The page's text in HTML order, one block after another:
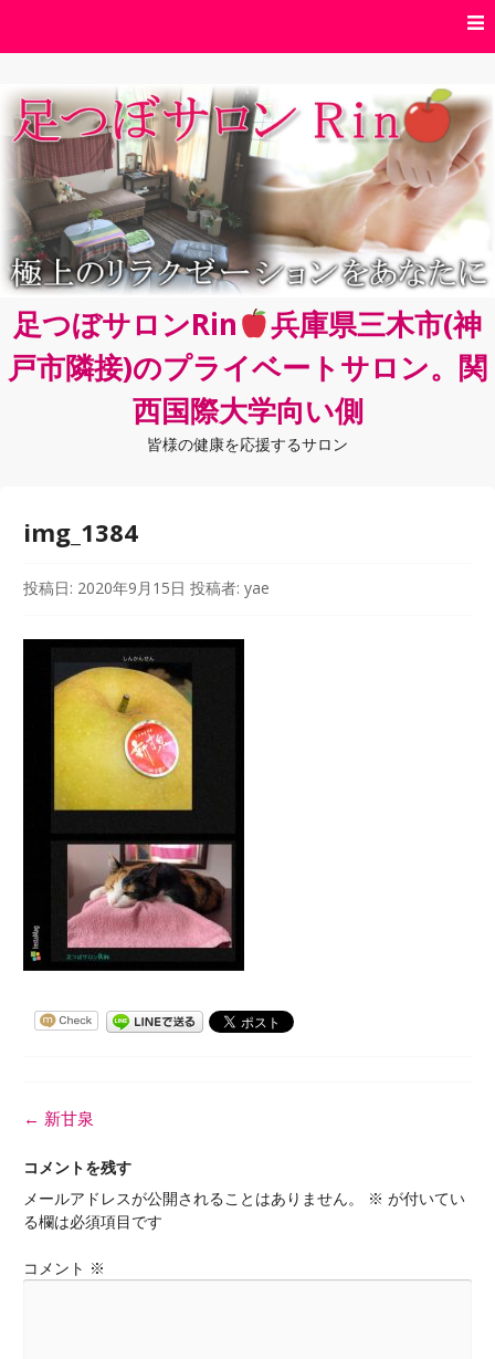
ン
ツ
へ
ス
キ
ッ
プ
足つぼサロンRin
兵庫県三木市(神
戸市隣接)のプライベートサロン。関
西国際大学向い側
皆様の健康を応援するサロン
img_1384
投稿日: 2020年9月15日 投稿者:yae
投
ナ
ビ
ゲ
シ
ョ
← 新甘泉
コメントを残す
メールアドレスが公開されることはありません。
※ が付いてい
る欄は必須項目です
コメント ※